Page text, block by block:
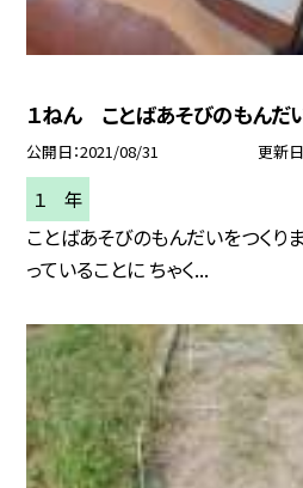
１ねん ことばあそびのもんだ
公開日 2021/08/31 更新日
１ 年
ことばあそびのもんだいをつくり
っていることに ちゃく...